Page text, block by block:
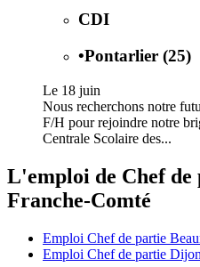
CDI
•Pontarlier (25)
Le 18 juin
Nous recherchons notre
F/H pour rejoindre notre
Centrale Scolaire des...
L'emploi de Chef de
Franche-Comté
Emploi Chef de partie
Emploi Chef de partie Dijon